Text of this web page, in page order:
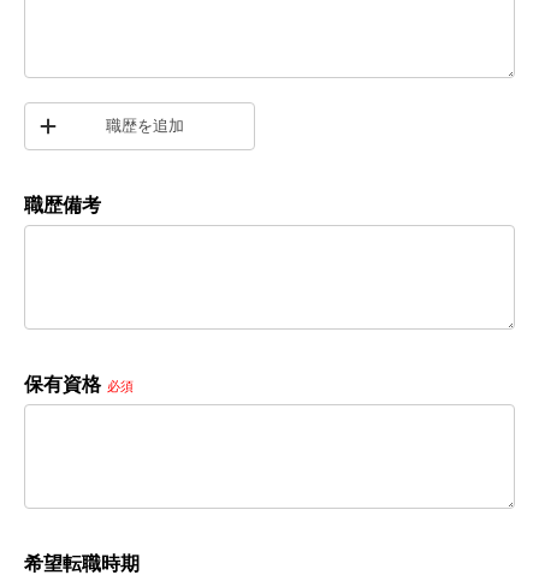
職歴を追加
職歴備考
保有資格 必須
希望転職時期